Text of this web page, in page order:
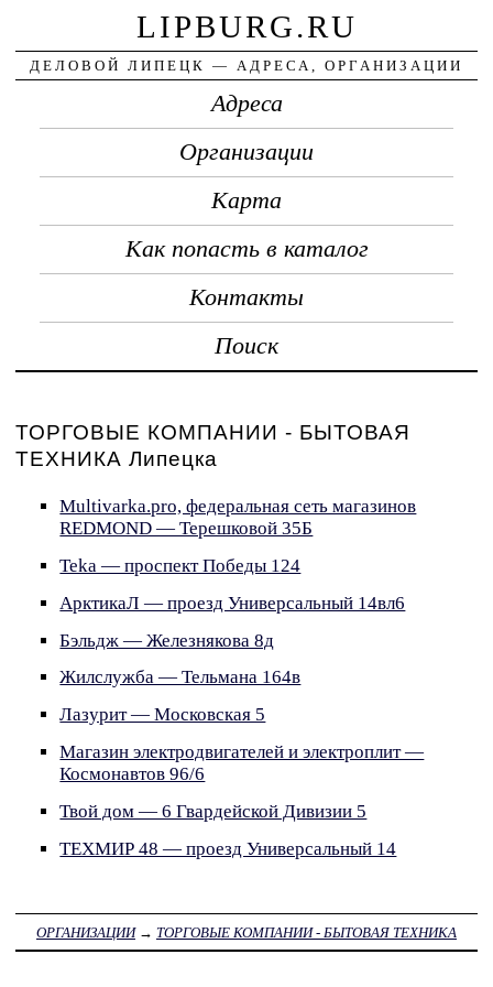
LIPBURG.RU
ДЕЛОВОЙ ЛИПЕЦК — АДРЕСА, ОРГАНИЗАЦИИ
Адреса
Организации
Карта
Как попасть в каталог
Контакты
Поиск
ТОРГОВЫЕ КОМПАНИИ - БЫТОВАЯ
ТЕХНИКА Липецка
Multivarka.pro, федеральная сеть магазинов
REDMOND — Терешковой 35Б
Teka — проспект Победы 124
АрктикаЛ — проезд Универсальный 14вл6
Бэльдж — Железнякова 8д
Жилслужба — Тельмана 164в
Лазурит — Московская 5
Магазин электродвигателей и электроплит —
Космонавтов 96/6
Твой дом — 6 Гвардейской Дивизии 5
ТЕХМИР 48 — проезд Универсальный 14
ОРГАНИЗАЦИИ→ ТОРГОВЫЕ КОМПАНИИ - БЫТОВАЯ ТЕХНИКА